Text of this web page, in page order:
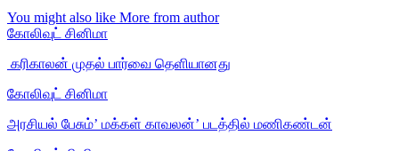
You might also like More from author
கோலிவுட் சினிமா
‎ கரிகாலன் முதல் பார்வை தெளியானது
கோலிவுட் சினிமா
அரசியல் பேசும்’ மக்கள் காவலன்’ படத்தில் மணிகண்டன்